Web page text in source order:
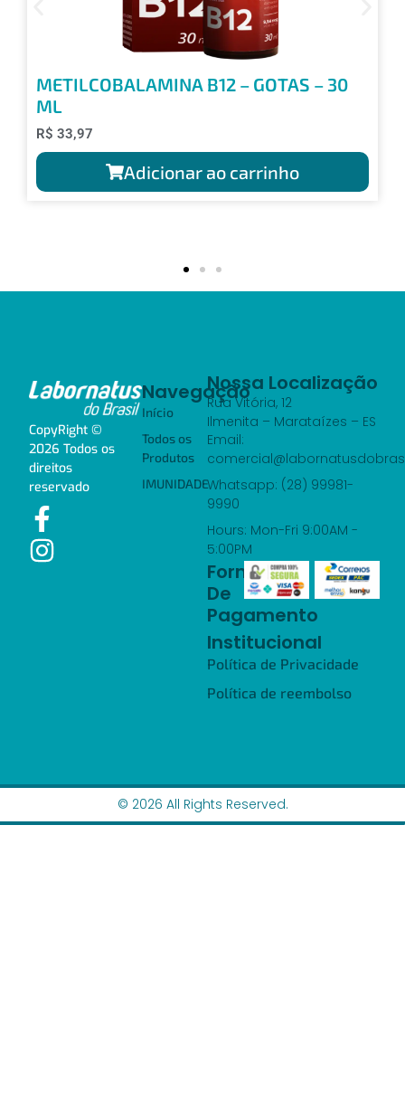
METILCOBALAMINA B12 – GOTAS – 30
ML
R$ 33,97
Adicionar ao carrinho
CopyRight ©
2026 Todos os
direitos
reservado
Navegação
Início
Todos os
Produtos
IMUNIDADE
Nossa Localização
Rua Vitória, 12
Ilmenita – Marataízes – ES
Email:
Whatsapp: (28) 99981-
9990
Hours: Mon-Fri 9:00AM -
5:00PM
Institucional
Política de Privacidade
Política de reembolso
Formas
De
Pagamento
© 2026 All Rights Reserved.